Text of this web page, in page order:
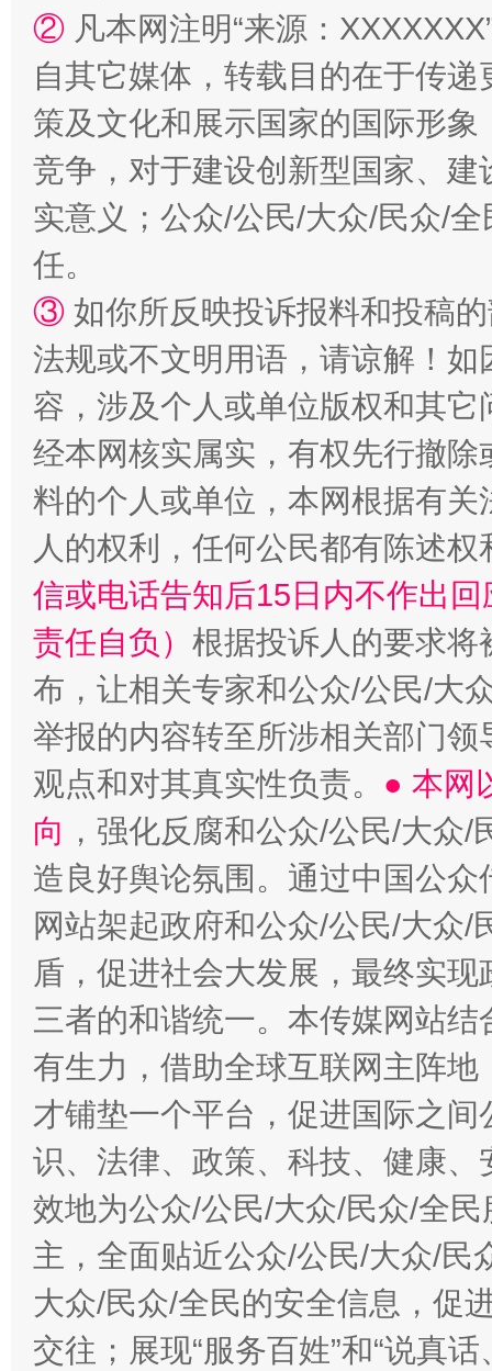
招工难、用工荒背后
② 凡本网注明“来源：
自其它媒体，转载目的在于传
策及文化和展示国家的国际形
竞争，对于建设创新型国家、
实意义；公众/公民/大众/民众/
任。
③ 如你所反映投诉报料和投稿
法规或不文明用语，请谅解！
容，涉及个人或单位版权和其它
经本网核实属实，有权先行撤
料的个人或单位，本网根据有
人的权利，任何公民都有陈述
信或电话告知后15日内不作出
责任自负） 根据投诉人的要求将
布，让相关专家和公众/公民/大
举报的内容转至所涉相关部门
观点和对其真实性负责。 ● 本网
向 ，强化反腐和公众/公民/大众
造良好舆论氛围。通过中国公
网站架起政府和公众/公民/大众
盾，促进社会大发展，最终实
三者的和谐统一。本传媒网站
有生力，借助全球互联网主阵
才铺垫一个平台，促进国际之
识、法律、政策、科技、健康
效地为公众/公民/大众/民众/全
主，全面贴近公众/公民/大众/民
大众/民众/全民的安全信息，促
交往；展现“服务百姓”和“说真